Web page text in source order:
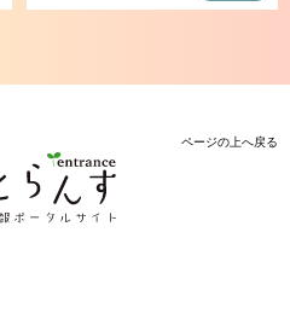
ページの上へ戻る